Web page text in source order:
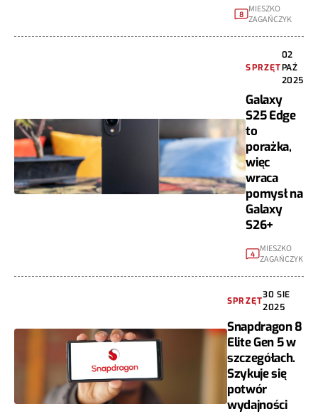
8
MIESZKO
ZAGAŃCZYK
SPRZĘT
02
PAŹ
2025
Galaxy
S25 Edge
to
porażka,
więc
wraca
pomysł na
Galaxy
S26+
4
MIESZKO
ZAGAŃCZYK
SPRZĘT
30 SIE
2025
Snapdragon 8
Elite Gen 5 w
szczegółach.
Szykuje się
potwór
wydajności